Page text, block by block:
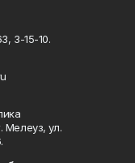
3-15-10.
Мелеуз, ул.